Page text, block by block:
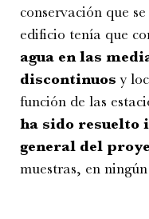
conservación que
edificio tenía que
agua en las
discontinuos y
función de las
ha sido resuelto
general del
muestras, en